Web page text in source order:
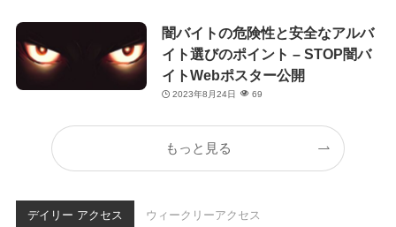
闇バイトの危険性と安全なアルバ
イト選びのポイント – STOP闇バ
イトWebポスター公開
2023年8月24日 69
もっと見る
デイリー アクセス ウィークリーアクセス